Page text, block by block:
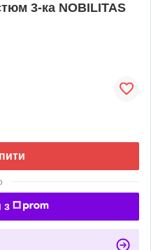
3-ка NOBILITAS
з